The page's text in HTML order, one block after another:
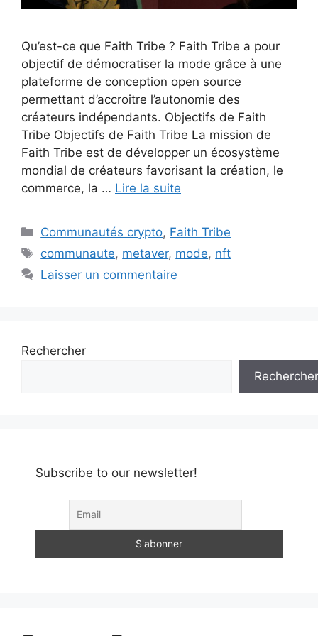
Qu’est-ce que Faith Tribe ? Faith Tribe a pour
objectif de démocratiser la mode grâce à une
plateforme de conception open source
permettant d’accroitre l’autonomie des
créateurs indépendants. Objectifs de Faith
Tribe Objectifs de Faith Tribe La mission de
Faith Tribe est de développer un écosystème
mondial de créateurs favorisant la création, le
commerce, la … Lire la suite
Catégories
Communautés crypto, Faith Tribe
Étiquettes
communaute, metaver, mode, nft
Laisser un commentaire
Rechercher
Rechercher
Subscribe to our newsletter!